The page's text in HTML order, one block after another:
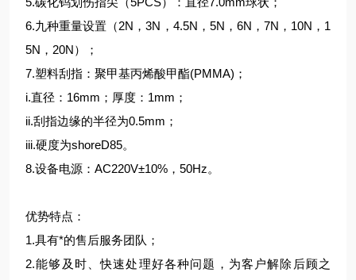
6.九种重量设置（2N，3N，4.5N，5N，6N，7N，10N，1
5N，20N）；
7.塑料刮指：聚甲基丙烯酸甲酯(PMMA)；
i.直径：16mm；厚度：1mm；
ii.刮指边缘的半径为0.5mm；
iii.硬度为shoreD85。
8.设备电源：AC220V±10%，50Hz。
优势特点：
1.具有*的售后服务团队；
2.能够及时、快速处理好各种问题，为客户解除后顾之